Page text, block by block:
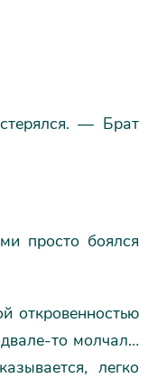
— Брат
просто боялся
откровенностью
то молчал…
легко